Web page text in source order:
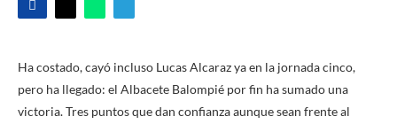
Ha costado, cayó incluso Lucas Alcaraz ya en la jornada cinco,
pero ha llegado: el Albacete Balompié por fin ha sumado una
victoria. Tres puntos que dan confianza aunque sean frente al